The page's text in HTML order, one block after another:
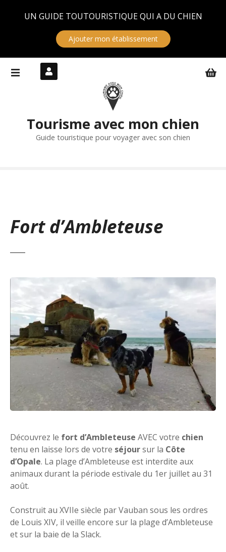
UN GUIDE TOUTOURISTIQUE QUI A DU CHIEN
Ajouter mon établissement
Tourisme avec mon chien
Guide touristique pour voyager avec son chien
Fort d’Ambleteuse
Découvrez le fort d’Ambleteuse AVEC votre chien
tenu en laisse lors de votre séjoursur la Côte
d’Opale. La plage d’Ambleteuse est interdite aux
animaux durant la période estivale du 1er juillet au 31
août.
Construit au XVIIe siècle par Vauban sous les ordres
de Louis XIV, il veille encore sur la plage d’Ambleteuse
et sur la baie de la Slack.